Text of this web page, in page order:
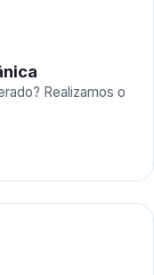
Realizamos o